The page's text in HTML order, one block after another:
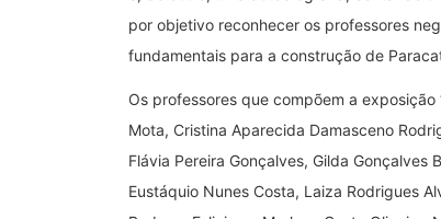
por objetivo reconhecer os professores
fundamentais para a construção de
Os professores que compõem a exposição
Mota, Cristina Aparecida Damasceno
Flávia Pereira Gonçalves, Gilda
Eustáquio Nunes Costa, Laiza Rodrigues